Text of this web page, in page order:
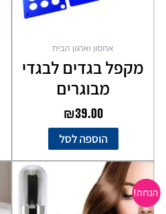
אחסון וארגון הבית
מקפל בגדים לבגדי
מבוגרים
₪39.00
הוספה לסל
הנחה!
היה:
המחיר
הוא: